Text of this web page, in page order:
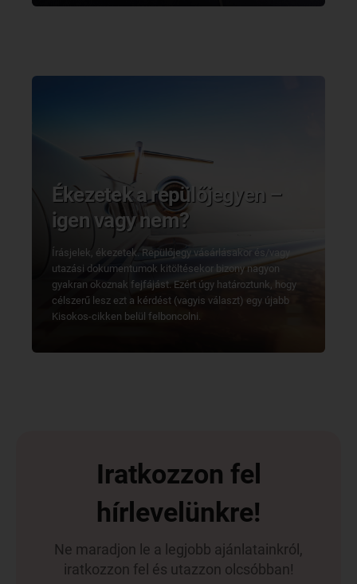
Ékezetek a repülőjegyen –
igen vagy nem?
Írásjelek, ékezetek. Repülőjegy vásárlásakor és/vagy
utazási dokumentumok kitöltésekor bizony nagyon
gyakran okoznak fejfájást. Ezért úgy határoztunk, hogy
célszerű lesz ezt a kérdést (vagyis választ) egy újabb
Kisokos-cikken belül felboncolni.
Iratkozzon fel
hírlevelünkre!
Ne maradjon le a legjobb ajánlatainkról,
iratkozzon fel és utazzon olcsóbban!